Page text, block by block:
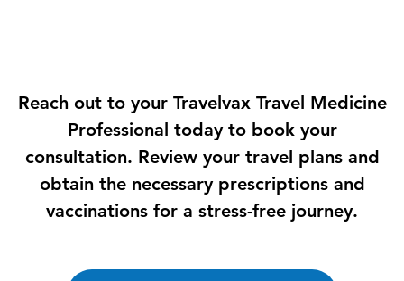
Reach out to your Travelvax Travel Medicine
Professional today to book your
consultation. Review your travel plans and
obtain the necessary prescriptions and
vaccinations for a stress-free journey.